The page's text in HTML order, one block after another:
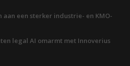
aan een sterker industrie- en KMO-
legal AI omarmt met Innoverius